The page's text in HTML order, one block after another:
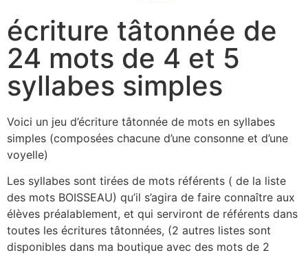
écriture tâtonnée de
24 mots de 4 et 5
syllabes simples
Voici un jeu d’écriture tâtonnée de mots en syllabes
simples (composées chacune d’une consonne et d’une
voyelle)
Les syllabes sont tirées de mots référents ( de la liste
des mots BOISSEAU) qu’il s’agira de faire connaître aux
élèves préalablement, et qui serviront de référents dans
toutes les écritures tâtonnées, (2 autres listes sont
disponibles dans ma boutique avec des mots de 2